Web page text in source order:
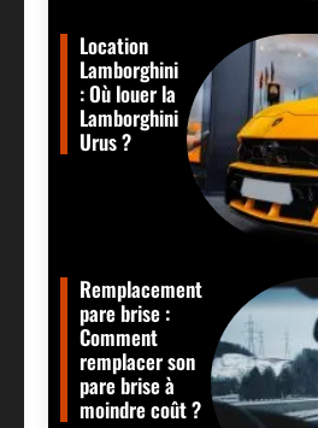
Location
Lamborghini
: Où louer la
Lamborghini
Urus ?
Remplacement
pare brise :
Comment
remplacer son
pare brise à
moindre coût ?